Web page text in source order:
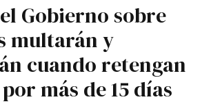
Gobierno sobre
multarán y
cuando retengan
más de 15 días